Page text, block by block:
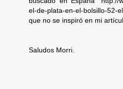
el-de-plata-en-el-bolsillo-52-
que no se inspiró en mi
Saludos Morri.